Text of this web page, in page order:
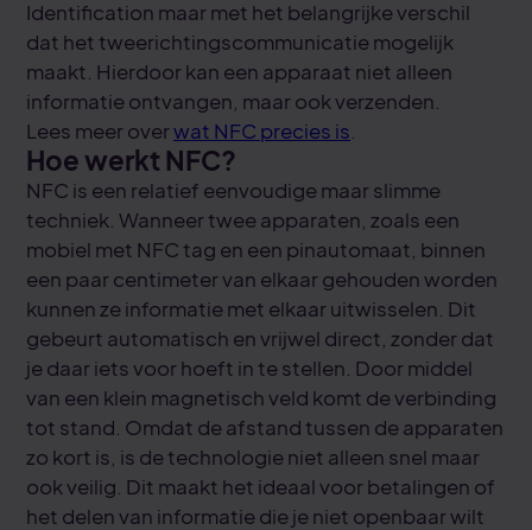
Identification maar met het belangrijke verschil
dat het tweerichtingscommunicatie mogelijk
maakt. Hierdoor kan een apparaat niet alleen
informatie ontvangen, maar ook verzenden.
Lees meer overwat NFC precies is
Hoe werkt NFC?
NFC is een relatief eenvoudige maar slimme
techniek. Wanneer twee apparaten, zoals een
mobiel met NFC tag en een pinautomaat, binnen
een paar centimeter van elkaar gehouden worden
kunnen ze informatie met elkaar uitwisselen. Dit
gebeurt automatisch en vrijwel direct, zonder dat
je daar iets voor hoeft in te stellen. Door middel
van een klein magnetisch veld komt de verbinding
tot stand. Omdat de afstand tussen de apparaten
zo kort is, is de technologie niet alleen snel maar
ook veilig. Dit maakt het ideaal voor betalingen of
het delen van informatie die je niet openbaar wilt